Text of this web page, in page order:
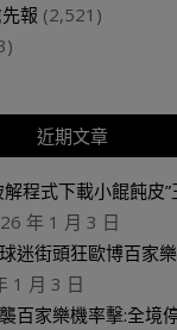
報 (2,521)
近期文章
程式下載小餛飩皮
年 1 月 3 日
迷街頭狂歐博百家
1 月 3 日
百家樂機率擊:全境